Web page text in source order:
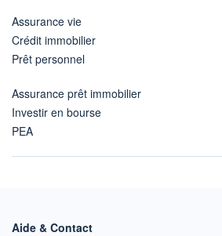
Assurance vie
Crédit immobilier
Prêt personnel
Assurance prêt immobilier
Investir en bourse
PEA
Aide & Contact